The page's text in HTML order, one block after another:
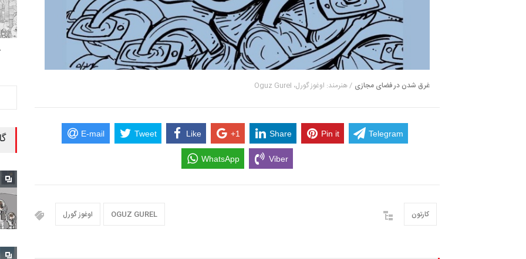
غرق شدن در فضای مجازی / هنرمند: اوغوز گورل، Oguz Gurel
E-mail Tweet Like +1 Share Pin it Telegram
WhatsApp Viber
اوغوز گورل OGUZ GUREL کارتون